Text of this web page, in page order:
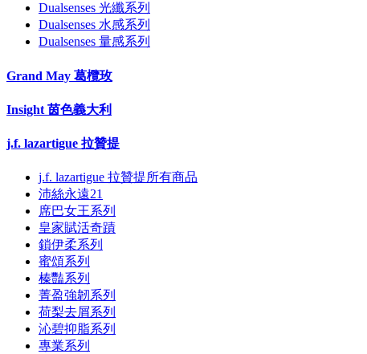
Dualsenses 光纖系列
Dualsenses 水感系列
Dualsenses 量感系列
Grand May 葛欖玫
Insight 茵色義大利
j.f. lazartigue 拉贊提
j.f. lazartigue 拉贊提所有商品
沛絲永遠21
席巴女王系列
皇家賦活奇蹟
鎖伊柔系列
蜜頌系列
榛豔系列
菁盈強韌系列
荷梨去屑系列
沁碧抑脂系列
專業系列